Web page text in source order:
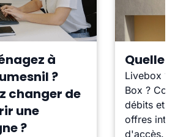
à
?
changer de
une
?
Quelle
Livebox ?
Box ?
débits et
offres
d'accès.